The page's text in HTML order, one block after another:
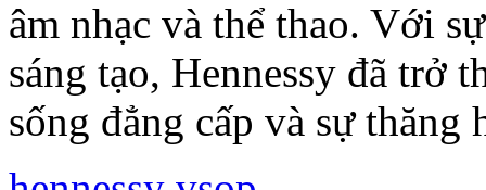
âm nhạc và thể thao. Với
sáng tạo, Hennessy đã trở
sống đẳng cấp và sự thăng